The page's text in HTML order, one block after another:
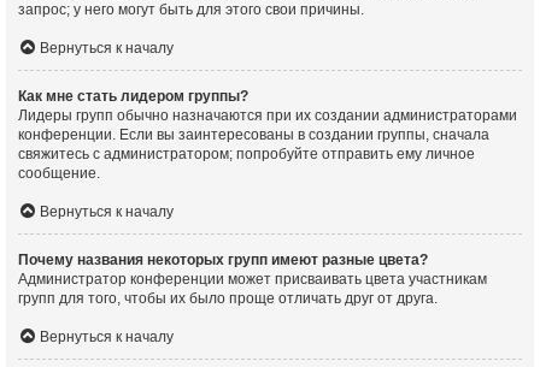
запрос; у него могут быть для этого свои причины.
Вернуться к началу
Как мне стать лидером группы?
Лидеры групп обычно назначаются при их создании администраторами
конференции. Если вы заинтересованы в создании группы, сначала
свяжитесь с администратором; попробуйте отправить ему личное
сообщение.
Вернуться к началу
Почему названия некоторых групп имеют разные цвета?
Администратор конференции может присваивать цвета участникам
групп для того, чтобы их было проще отличать друг от друга.
Вернуться к началу